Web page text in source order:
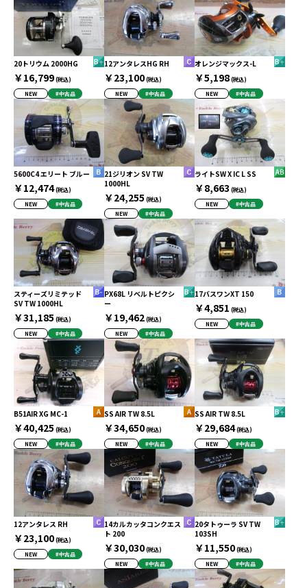
20トリウム 2000HG
￥16,799(税込)
NEW
#中古品
12アンタレスHG RH
￥23,100(税込)
NEW
#中古品
オレンジマックス-L
￥5,198(税込)
NEW
#中古品
5600C4 エリート ブルー
￥12,474(税込)
NEW
#中古品
21ジリオン SV TW
1000HL
￥24,255 (税込)
NEW
#中古品
ライトSW X IC L SS
￥8,663 (税込)
NEW
#中古品
スティーズリミテッド
SV TW 1000HL
￥31,185 (税込)
NEW
#中古品
PX68L リベルトピクシ
ー
￥19,462(税込)
NEW
#中古品
17バスワンXT 150
￥4,851 (税込)
NEW
#中古品
B51AIR XG MC-1
￥40,425 (税込)
NEW
#中古品
SS AIR TW 8.5L
￥34,650(税込)
NEW
#中古品
SS AIR TW 8.5L
￥29,684(税込)
NEW
#中古品
12アンタレス RH
￥23,100(税込)
NEW
#中古品
14カルカッタコンクエス
ト 200
￥30,030(税込)
NEW
#中古品
20タトゥーラ SV TW
103SH
￥11,550(税込)
NEW
#中古品